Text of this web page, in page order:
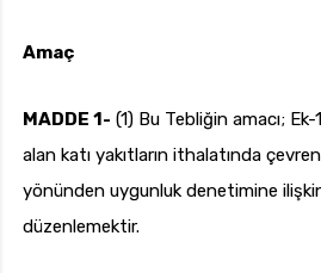
Amaç
MADDE 1- (1) Bu Tebliğin amacı;
alan katı yakıtların ithalatında
yönünden uygunluk denetimine
düzenlemektir.